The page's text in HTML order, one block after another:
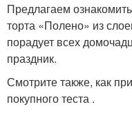
Предлагаем
торта «Полено» из
порадует всех
праздник.
Смотрите также, как
покупного теста .